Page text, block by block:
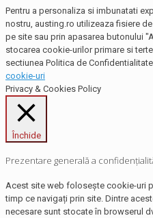
Pentru a personaliza si imbunatati
nostru, austing.ro utilizeaza fisiere
pe site sau prin apasarea butonului
stocarea cookie-urilor primare si
sectiunea Politica de Confidentialitate.
cookie-uri
Privacy & Cookies Policy
Închide
Prezentare generală a
Acest site web folosește cookie-uri
timp ce navigați prin site. Dintre
necesare sunt stocate în browserul